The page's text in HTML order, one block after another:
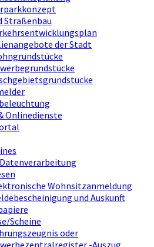
Straßenbau
der Stadt
Onlinedienste
Wohnsitzanmeldung
und Auskunft
Scheine
oder
-Auszug